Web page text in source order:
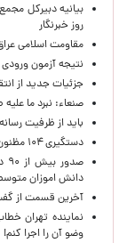
بیانیه دبیرکل
روز خبرنگار
مقاومت اسلامی
نتیجه آزمون ورودی سمپاد
جزئیات جدید از
صنعاء: نبرد ما
باید از ظرفیت
دستگیری ۱۰۴ مظنون طی عملیات‌هایی علیه داعش در ترکیه
دانش اموزان
آخرین قسمت از
نماینده تهران
وضو آن را اجرا کنم!